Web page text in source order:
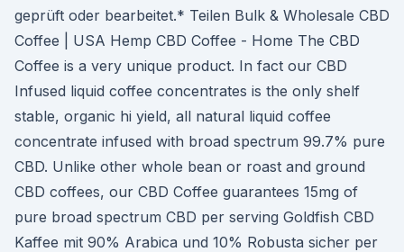
geprüft oder bearbeitet.* Teilen Bulk & Wholesale CBD
Coffee | USA Hemp CBD Coffee - Home The CBD
Coffee is a very unique product. In fact our CBD
Infused liquid coffee concentrates is the only shelf
stable, organic hi yield, all natural liquid coffee
concentrate infused with broad spectrum 99.7% pure
CBD. Unlike other whole bean or roast and ground
CBD coffees, our CBD Coffee guarantees 15mg of
pure broad spectrum CBD per serving Goldfish CBD
Kaffee mit 90% Arabica und 10% Robusta sicher per